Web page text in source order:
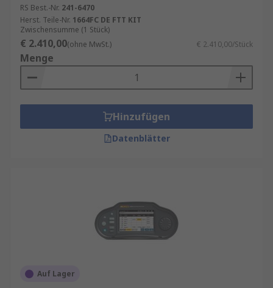
RS Best.-Nr. 241-6470
Herst. Teile-Nr. 1664FC DE FTT KIT
Zwischensumme (1 Stück)
€ 2.410,00(ohne MwSt.) € 2.410,00/Stück
Menge
Hinzufügen
Datenblätter
Auf Lager